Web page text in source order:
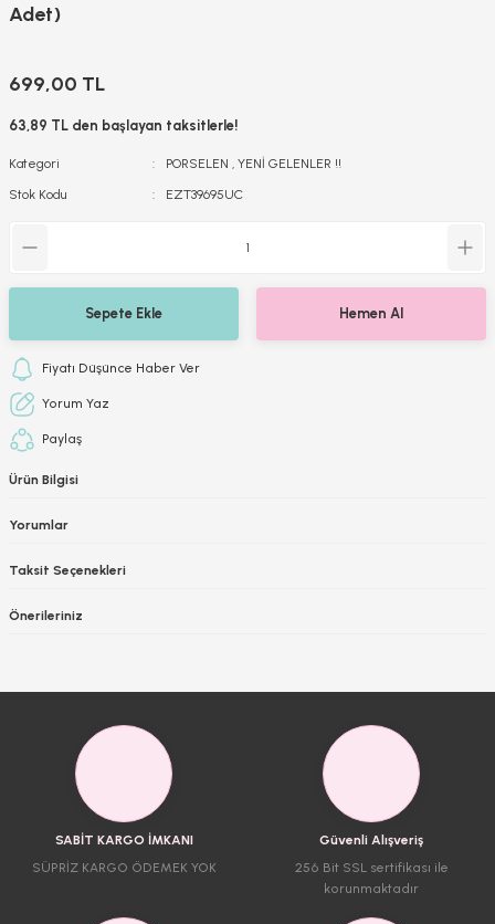
Adet)
699,00 TL
63,89 TL den başlayan taksitlerle!
Kategori PORSELEN , YENİ GELENLER !!
Stok Kodu
EZT39695UC
Sepete Ekle Hemen Al
Fiyatı Düşünce Haber Ver
Yorum Yaz
Paylaş
Ürün Bilgisi
Yorumlar
Taksit Seçenekleri
Önerileriniz
SABİT KARGO İMKANI
SÜPRİZ KARGO ÖDEMEK YOK
Güvenli Alışveriş
256 Bit SSL sertifikası ile
korunmaktadır